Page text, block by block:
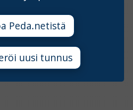
Peda.netistä
uusi tunnus